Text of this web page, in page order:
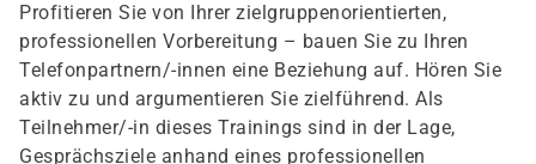
Profitieren Sie von Ihrer zielgruppenorientierten,
professionellen Vorbereitung – bauen Sie zu Ihren
Telefonpartnern/-innen eine Beziehung auf. Hören Sie
aktiv zu und argumentieren Sie zielführend. Als
Teilnehmer/-in dieses Trainings sind in der Lage,
Gesprächsziele anhand eines professionellen